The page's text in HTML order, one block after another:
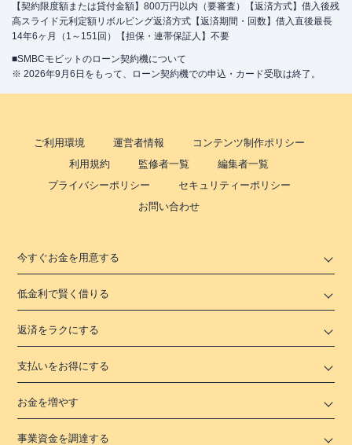
【契約限度額または貸付金額】800万円以内（要審査）【返済方式】借入後残
高スライド元利定額リボルビング返済方式【返済期間・回数】借入直後最長
14年6ヶ月（1～151回）【担保・連帯保証人】不要
■SMBCモビットのローン契約機について
※ 2026年9月6日をもって、ローン契約機での申込・カード受取は終了。
ご利用環境 運営者情報
コンテンツ制作ポリシー
利用規約
監修者一覧
編集者一覧
プライバシーポリシー
セキュリティーポリシー
お問い合わせ
今すぐお金を用意する
低金利で賢く借りる
返済をラクにする
支払いをお得にする
お金を増やす
事業資金を調達する